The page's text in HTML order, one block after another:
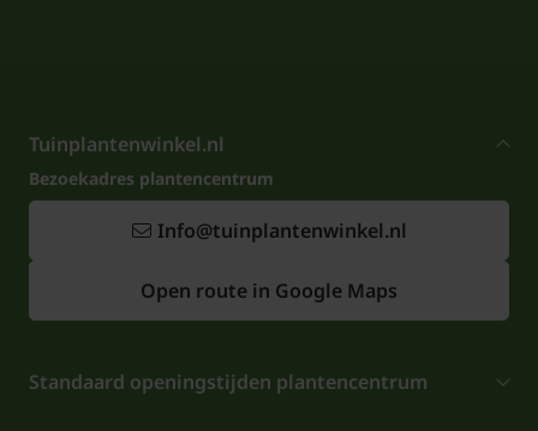
Tuinplantenwinkel.nl
Bezoekadres plantencentrum
Info@tuinplantenwinkel.nl
Open route in Google Maps
Standaard openingstijden plantencentrum